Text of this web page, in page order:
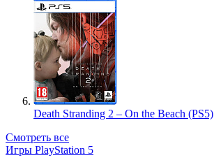
Death Stranding 2 – On the Beach (PS5)
Смотреть все
Игры PlayStation 5